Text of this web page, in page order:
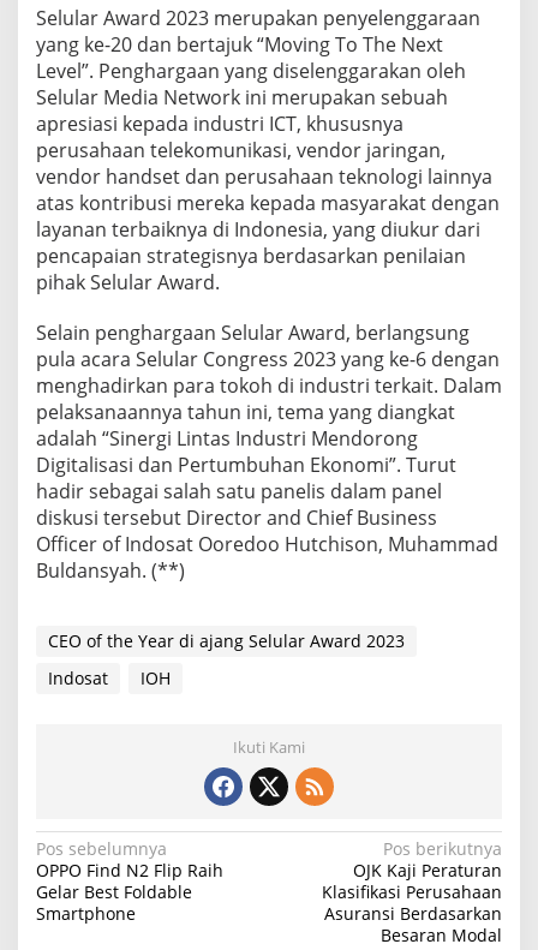
t
e
Y
e
a
r
,
B
e
s
t
F
e
t
o
t
h
e
H
o
m
e
f
e
d
n
Selular Award 2023 merupakan penyelenggaraan
yang ke-20 dan bertajuk “Moving To The Next
Level”. Penghargaan yang diselenggarakan oleh
Selular Media Network ini merupakan sebuah
apresiasi kepada industri ICT, khususnya
perusahaan telekomunikasi, vendor jaringan,
vendor handset dan perusahaan teknologi lainnya
atas kontribusi mereka kepada masyarakat dengan
layanan terbaiknya di Indonesia, yang diukur dari
pencapaian strategisnya berdasarkan penilaian
pihak Selular Award.
Selain penghargaan Selular Award, berlangsung
pula acara Selular Congress 2023 yang ke-6 dengan
menghadirkan para tokoh di industri terkait. Dalam
pelaksanaannya tahun ini, tema yang diangkat
adalah “Sinergi Lintas Industri Mendorong
Digitalisasi dan Pertumbuhan Ekonomi”. Turut
hadir sebagai salah satu panelis dalam panel
diskusi tersebut Director and Chief Business
Officer of Indosat Ooredoo Hutchison, Muhammad
Buldansyah. (**)
CEO of the Year di ajang Selular Award 2023
Indosat
IOH
Ikuti Kami
N
a
v
Pos sebelumnya
OPPO Find N2 Flip Raih
Gelar Best Foldable
Smartphone
Pos berikutnya
OJK Kaji Peraturan
Klasifikasi Perusahaan
Asuransi Berdasarkan
Besaran Modal